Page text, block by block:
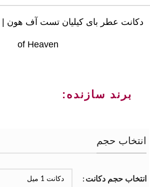
of Heaven
برند سازنده:
انتخاب حجم
انتخاب حجم دکانت